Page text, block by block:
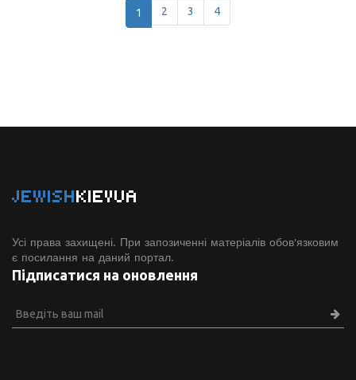
1 2 3 4
JEWISHKIEVUA
Усі права захищені. При запозиченні матеріалів обов'язковим
є посилання на даний портал.
Підписатися на оновлення